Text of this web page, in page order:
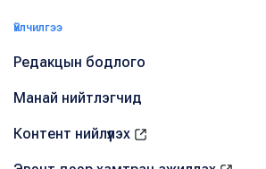
Үйлчилгээ
Редакцын бодлого
Манай нийтлэгчид
Контент нийлүүлэх